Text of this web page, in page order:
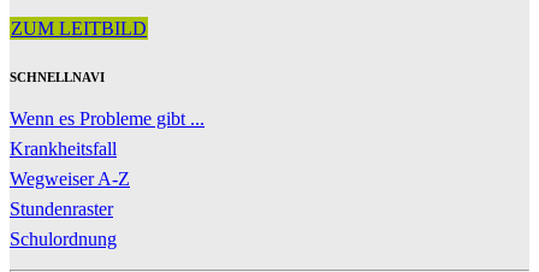
ZUM LEITBILD
SCHNELLNAVI
Wenn es Probleme gibt ...
Krankheitsfall
Wegweiser A-Z
Stundenraster
Schulordnung